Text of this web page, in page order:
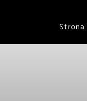
Strona